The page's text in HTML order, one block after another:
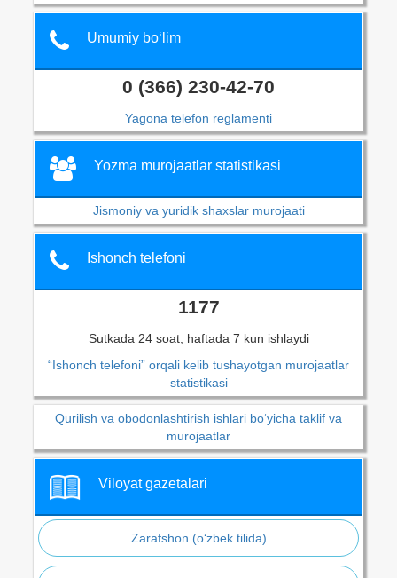
Umumiy bo‘lim
0 (366) 230-42-70
Yagona telefon reglamenti
Yozma murojaatlar statistikasi
Jismoniy va yuridik shaxslar murojaati
Ishonch telefoni
1177
Sutkada 24 soat, haftada 7 kun ishlaydi
“Ishonch telefoni” orqali kelib tushayotgan murojaatlar
statistikasi
Qurilish va obodonlashtirish ishlari bo‘yicha taklif va
murojaatlar
Viloyat gazetalari
Zarafshon (o‘zbek tilida)